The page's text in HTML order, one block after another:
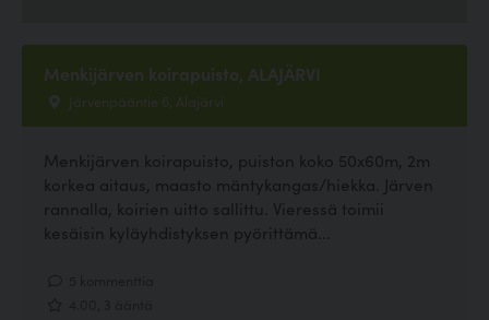
Menkijärven koirapuisto, ALAJÄRVI
Järvenpääntie 6, Alajärvi
Menkijärven koirapuisto, puiston koko 50x60m, 2m
korkea aitaus, maasto mäntykangas/hiekka. Järven
rannalla, koirien uitto sallittu. Vieressä toimii
kesäisin kyläyhdistyksen pyörittämä...